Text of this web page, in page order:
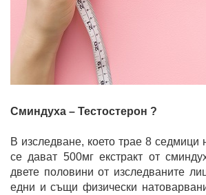
Сминдуха – Тестостерон ?
В изследване, което трае 8
се дават 500мг екстракт от
двете половини от изследваните
едни и същи физически